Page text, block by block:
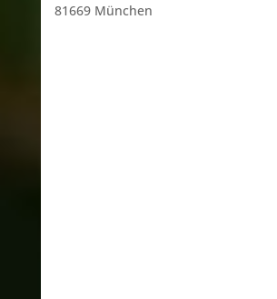
81669 München